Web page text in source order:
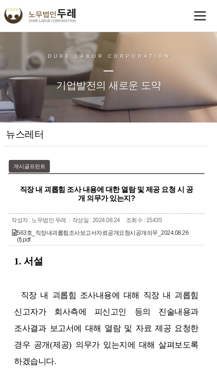
DURE LABOR CORPORATION
기업발전의 새로운 도약
뉴스레터
게시글프린트
직장 내 괴롭힘 조사 내용에 대한 열람 및 제공 요청 시 공
개 의무가 있는지?
작성자 : 노무법인 두레 작성일 : 2024.08.24
조회수 : 15435
563호_직장내괴롭힘조사보고서자료공개요청시공개의무_2024.08.26
(f).pdf
1. 서설
직장 내 괴롭힘 조사내용에 대해 직장 내 괴롭힘
신고자가 회사측에 피신고인 등의 진술내용과
조사결과 보고서에 대해 열람 및 자료 제공 요청한
경우 공개(제공) 의무가 있는지에 대해 살펴보도록
하겠습니다.